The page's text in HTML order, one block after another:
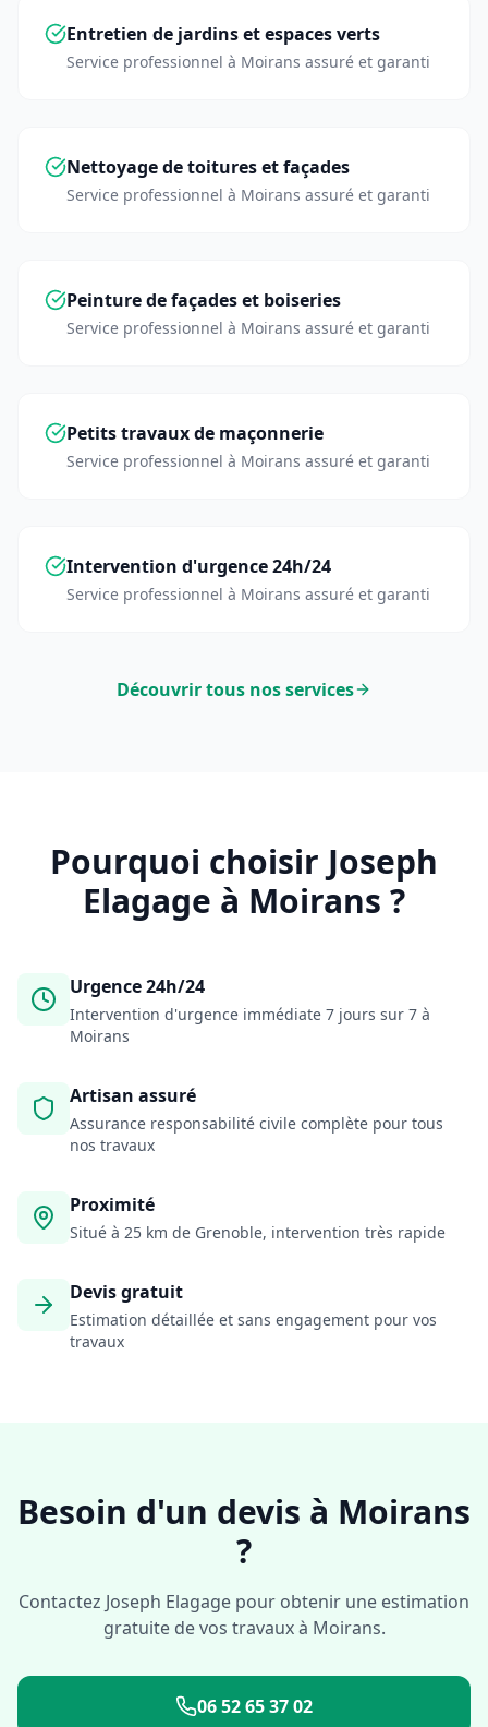
Entretien de jardins et espaces verts
Service professionnel à Moirans assuré et garanti
Nettoyage de toitures et façades
Service professionnel à Moirans assuré et garanti
Peinture de façades et boiseries
Service professionnel à Moirans assuré et garanti
Petits travaux de maçonnerie
Service professionnel à Moirans assuré et garanti
Intervention d'urgence 24h/24
Service professionnel à Moirans assuré et garanti
Découvrir tous nos services
Pourquoi choisir Joseph
Elagage à Moirans ?
Urgence 24h/24
Intervention d'urgence immédiate 7 jours sur 7 à
Moirans
Artisan assuré
Assurance responsabilité civile complète pour tous
nos travaux
Proximité
Situé à 25 km de Grenoble, intervention très rapide
Devis gratuit
Estimation détaillée et sans engagement pour vos
travaux
Besoin d'un devis à Moirans
?
Contactez Joseph Elagage pour obtenir une estimation
gratuite de vos travaux à Moirans.
06 52 65 37 02